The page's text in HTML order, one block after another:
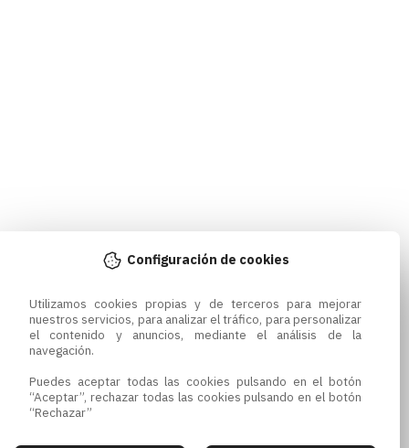
Configuración de cookies
Utilizamos cookies propias y de terceros para mejorar
nuestros servicios, para analizar el tráfico, para personalizar
el contenido y anuncios, mediante el análisis de la
navegación.
Puedes aceptar todas las cookies pulsando en el botón
“Aceptar”, rechazar todas las cookies pulsando en el botón
“Rechazar”